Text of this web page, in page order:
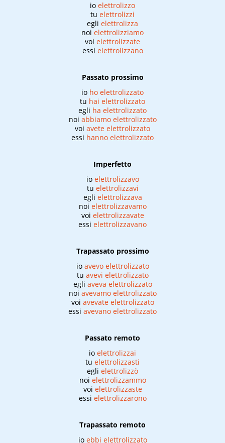
io elettrolizzo
tu elettrolizzi
egli elettrolizza
noi elettrolizziamo
voi elettrolizzate
essi elettrolizzano
Passato prossimo
io ho elettrolizzato
tu hai elettrolizzato
egli ha elettrolizzato
noi abbiamo elettrolizzato
voi avete elettrolizzato
essi hanno elettrolizzato
Imperfetto
io elettrolizzavo
tu elettrolizzavi
egli elettrolizzava
noi elettrolizzavamo
voi elettrolizzavate
essi elettrolizzavano
Trapassato prossimo
io avevo elettrolizzato
tu avevi elettrolizzato
egli aveva elettrolizzato
noi avevamo elettrolizzato
voi avevate elettrolizzato
essi avevano elettrolizzato
Passato remoto
io elettrolizzai
tu elettrolizzasti
egli elettrolizzò
noi elettrolizzammo
voi elettrolizzaste
essi elettrolizzarono
Trapassato remoto
io ebbi elettrolizzato